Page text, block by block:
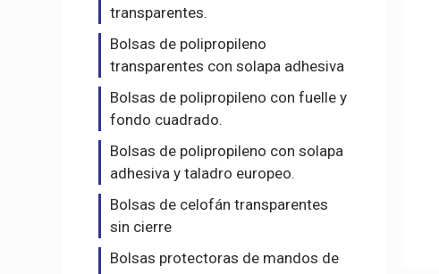
transparentes.
Bolsas de polipropileno
transparentes con solapa adhesiva
Bolsas de polipropileno con fuelle y
fondo cuadrado.
Bolsas de polipropileno con solapa
adhesiva y taladro europeo.
Bolsas de celofán transparentes
sin cierre
Bolsas protectoras de mandos de